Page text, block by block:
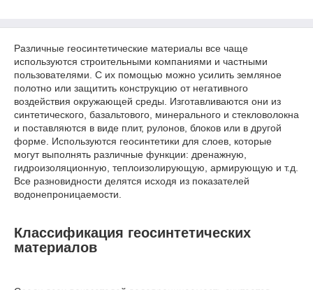
Различные геосинтетические материалы все чаще
используются строительными компаниями и частными
пользователями. С их помощью можно усилить земляное
полотно или защитить конструкцию от негативного
воздействия окружающей среды. Изготавливаются они из
синтетического, базальтового, минерального и стекловолокна
и поставляются в виде плит, рулонов, блоков или в другой
форме. Используются геосинтетики для слоев, которые
могут выполнять различные функции: дренажную,
гидроизоляционную, теплоизолирующую, армирующую и т.д.
Все разновидности делятся исходя из показателей
водонепроницаемости.
Классификация геосинтетических
материалов